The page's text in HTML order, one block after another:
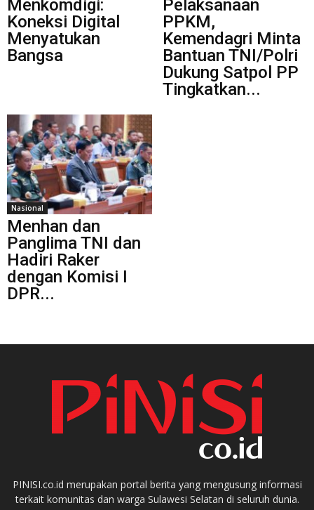
Menkomdigi:
Koneksi Digital
Menyatukan
Bangsa
Pelaksanaan
PPKM,
Kemendagri Minta
Bantuan TNI/Polri
Dukung Satpol PP
Tingkatkan...
Nasional
Menhan dan
Panglima TNI dan
Hadiri Raker
dengan Komisi I
DPR...
PINISI.co.id merupakan portal berita yang mengusung informasi
terkait komunitas dan warga Sulawesi Selatan di seluruh dunia.